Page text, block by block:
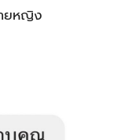
ยหญิง